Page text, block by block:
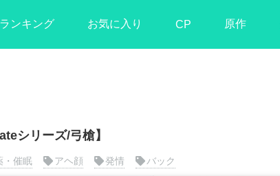
ランキング お気に入り CP 原作
シリーズ/弓槍】
・催眠 アヘ顔 発情 バック